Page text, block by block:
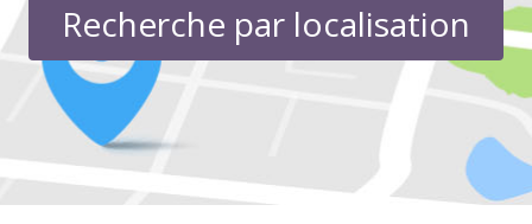
Recherche par localisation